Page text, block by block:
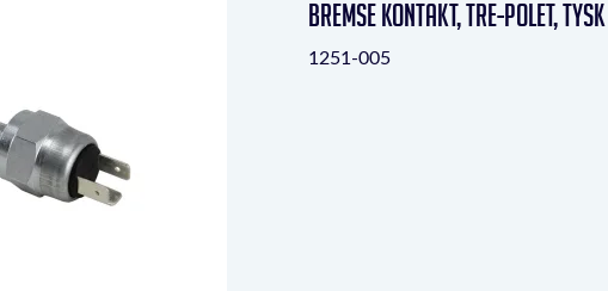
Bremse kontakt, tre-polet, Tysk
1251-005